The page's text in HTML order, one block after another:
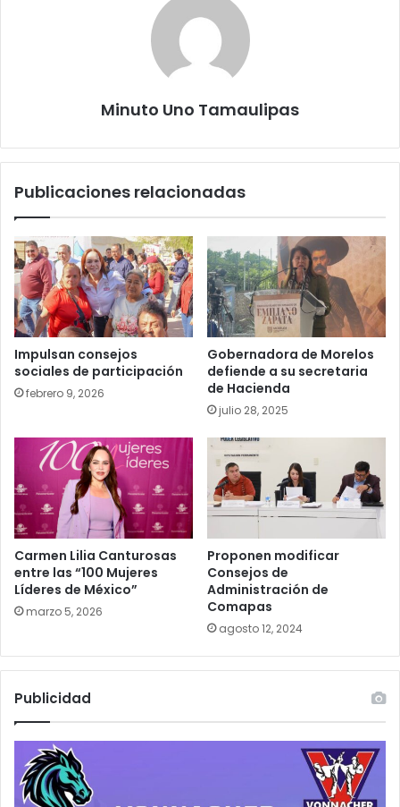
Minuto Uno Tamaulipas
Publicaciones relacionadas
Impulsan consejos
sociales de participación
febrero 9, 2026
Gobernadora de Morelos
defiende a su secretaria
de Hacienda
julio 28, 2025
Carmen Lilia Canturosas
entre las “100 Mujeres
Líderes de México”
marzo 5, 2026
Proponen modificar
Consejos de
Administración de
Comapas
agosto 12, 2024
Publicidad